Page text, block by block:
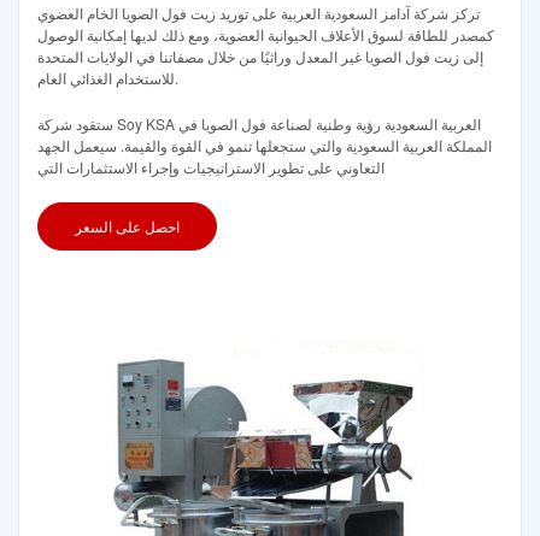
تركز شركة آدامز السعودية العربية على توريد زيت فول الصويا الخام العضوي
كمصدر للطاقة لسوق الأعلاف الحيوانية العضوية، ومع ذلك لديها إمكانية الوصول
إلى زيت فول الصويا غير المعدل وراثيًا من خلال مصفاتنا في الولايات المتحدة
للاستخدام الغذائي العام.
ستقود شركة Soy KSA العربية السعودية رؤية وطنية لصناعة فول الصويا في
المملكة العربية السعودية والتي ستجعلها تنمو في القوة والقيمة. سيعمل الجهد
التعاوني على تطوير الاستراتيجيات وإجراء الاستثمارات التي
احصل على السعر